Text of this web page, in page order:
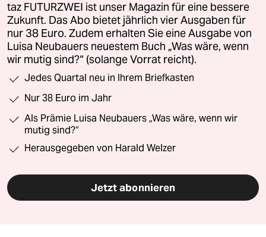
taz FUTURZWEI ist unser Magazin für eine bessere
Zukunft. Das Abo bietet jährlich vier Ausgaben für
nur 38 Euro. Zudem erhalten Sie eine Ausgabe von
Luisa Neubauers neuestem Buch „Was wäre, wenn
wir mutig sind?“ (solange Vorrat reicht).
Jedes Quartal neu in Ihrem Briefkasten
Nur 38 Euro im Jahr
Als Prämie Luisa Neubauers „Was wäre, wenn wir
mutig sind?“
Herausgegeben von Harald Welzer
Jetzt abonnieren